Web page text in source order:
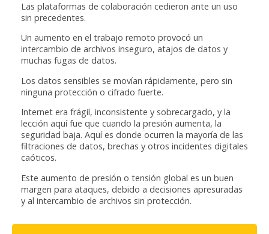
Las plataformas de colaboración cedieron ante un uso
sin precedentes.
Un aumento en el trabajo remoto provocó un
intercambio de archivos inseguro, atajos de datos y
muchas fugas de datos.
Los datos sensibles se movían rápidamente, pero sin
ninguna protección o cifrado fuerte.
Internet era frágil, inconsistente y sobrecargado, y la
lección aquí fue que cuando la presión aumenta, la
seguridad baja. Aquí es donde ocurren la mayoría de las
filtraciones de datos, brechas y otros incidentes digitales
caóticos.
Este aumento de presión o tensión global es un buen
margen para ataques, debido a decisiones apresuradas
y al intercambio de archivos sin protección.